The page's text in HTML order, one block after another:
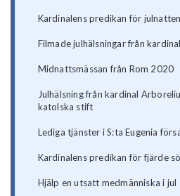
Kardinalens predikan för
Filmade julhälsningar från
Midnattsmässan från Rom 2020
Julhälsning från kardinal
katolska stift
Lediga tjänster i S:ta Eugenia
Kardinalens predikan för fjärde
Hjälp en utsatt medmänniska i jul